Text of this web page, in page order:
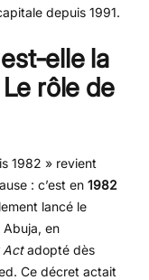
depuis 1991.
elle la
rôle de
1982 » revient
: c’est en 1982
lancé le
en
Actadopté dès
Ce décret actait